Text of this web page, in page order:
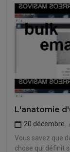
L'anatomie
20 décembre
Vous savez que
chose qui définit